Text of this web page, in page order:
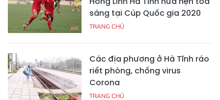
sáng tại Cúp Quốc gia 2020
TRANG CHỦ
Các địa phương ở Hà Tĩnh ráo
riết phòng, chống virus
Corona
TRANG CHỦ